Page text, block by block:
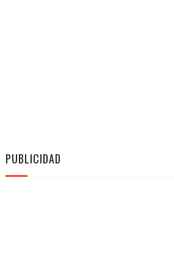
PUBLICIDAD